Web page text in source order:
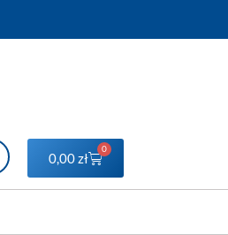
0,00zł
0